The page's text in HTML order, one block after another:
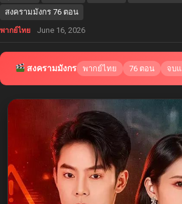
สงครามมังกร 76 ตอน
พากย์ไทย June 16, 2026
สงครามมังกร พากย์ไทย 76 ตอน จบ